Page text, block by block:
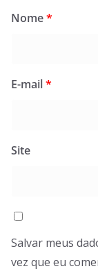
Nome*
E-mail*
Site
Salvar meus
vez que eu